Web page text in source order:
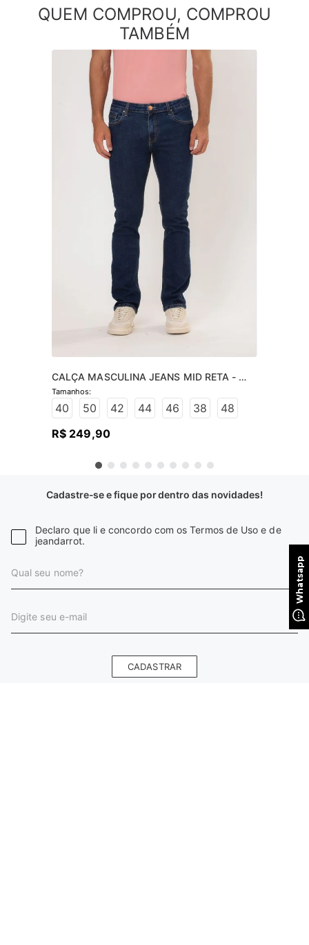
QUEM COMPROU, COMPROU
TAMBÉM
CALÇA MASCULINA JEANS MID RETA -
JEANS ESCURO
40 50 42 44 46 38
48
R$ 249,90
Cadastre-se e fique por dentro das novidades!
Declaro que li e concordo com os Termos de Uso e de
jeandarrot.
CADASTRAR